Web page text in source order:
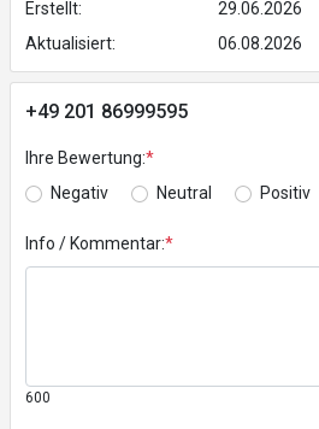
Erstellt:
29.06.2026
Aktualisiert:
06.08.2026
+49 201 86999595
Ihre Bewertung:*
Negativ
Neutral Positiv
Info / Kommentar:*
600